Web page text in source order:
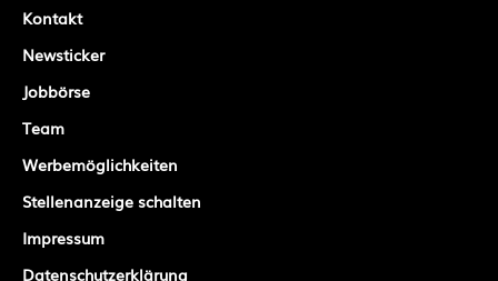
Kontakt
Newsticker
Jobbörse
Team
Werbemöglichkeiten
Stellenanzeige schalten
Impressum
Datenschutzerklärung